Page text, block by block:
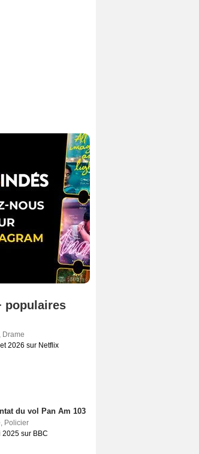
populaires
, Drame
2026 sur Netflix
du vol Pan Am 103
, Policier
2025 sur BBC